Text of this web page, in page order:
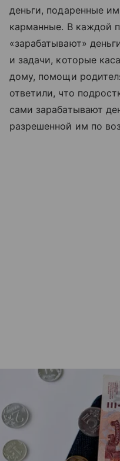
деньги, подаренные
карманные. В каждой
«зарабатывают»
и задачи, которые
дому, помощи
ответили, что
сами зарабатывают
разрешенной им по